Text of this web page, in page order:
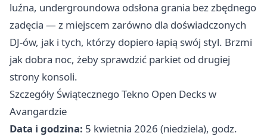
luźna, undergroundowa odsłona grania bez zbędnego
zadęcia — z miejscem zarówno dla doświadczonych
DJ-ów, jak i tych, którzy dopiero łapią swój styl. Brzmi
jak dobra noc, żeby sprawdzić parkiet od drugiej
strony konsoli.
Szczegóły Świątecznego Tekno Open Decks w
Avangardzie
Data i godzina: 5 kwietnia 2026 (niedziela), godz.